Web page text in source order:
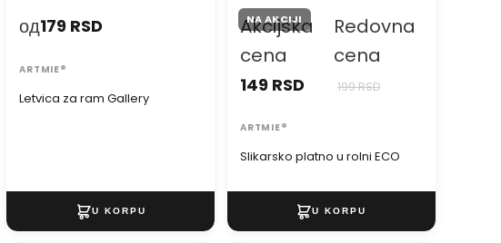
Letvica za ram Gallery
од179 RSD
ARTMIE®
NA AKCIJI
Slikarsko platno u rolni ECO
Akcijska
cena
149 RSD
Redovna
cena
199 RSD
ARTMIE®